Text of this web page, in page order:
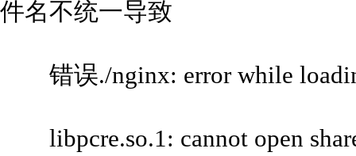
件名不统一导致
错误./nginx: error while
libpcre.so.1: cannot open